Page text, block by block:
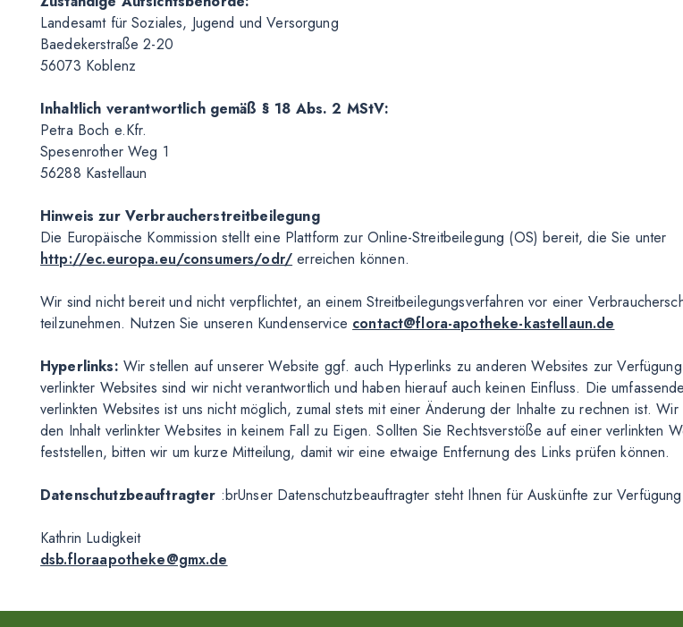
Landesamt für Soziales, Jugend und Versorgung
Baedekerstraße 2-20
56073 Koblenz
Inhaltlich verantwortlich gemäß § 18 Abs. 2 MStV:
Petra Boch e.Kfr.
Spesenrother Weg 1
56288 Kastellaun
Hinweis zur Verbraucherstreitbeilegung
Die Europäische Kommission stellt eine Plattform zur Online-Streitbeilegung (OS) bereit, die Sie unter
http://ec.europa.eu/consumers/odr/ erreichen können.
Wir sind nicht bereit und nicht verpflichtet, an einem Streitbeilegungsverfahren vor einer
teilzunehmen. Nutzen Sie unseren Kundenservice contact@flora-apotheke-kastellaun.de
Hyperlinks: Wir stellen auf unserer Website ggf. auch Hyperlinks zu anderen Websites zur
verlinkter Websites sind wir nicht verantwortlich und haben hierauf auch keinen Einfluss. Die
verlinkten Websites ist uns nicht möglich, zumal stets mit einer Änderung der Inhalte zu rechnen ist. Wir
den Inhalt verlinkter Websites in keinem Fall zu Eigen. Sollten Sie Rechtsverstöße auf einer verlinkten
feststellen, bitten wir um kurze Mitteilung, damit wir eine etwaige Entfernung des Links prüfen können.
Datenschutzbeauftragter :brUnserDatenschutzbeauftragter steht Ihnen für Auskünfte zur Verfügung
Kathrin Ludigkeit
dsb.floraapotheke@gmx.de